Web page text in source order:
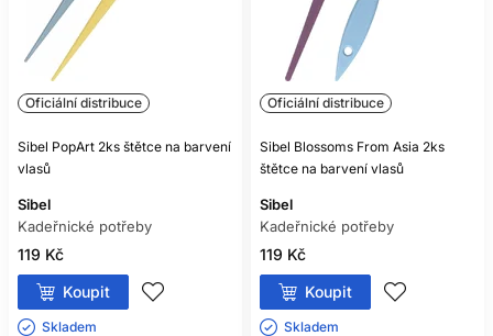
Oficiální distribuce
Sibel PopArt 2ks štětce na barvení
vlasů
Sibel
Kadeřnické potřeby
119 Kč
Koupit
Skladem ㅤ
Oficiální distribuce
Sibel Blossoms From Asia 2ks
štětce na barvení vlasů
Sibel
Kadeřnické potřeby
119 Kč
Koupit
Skladem ㅤ